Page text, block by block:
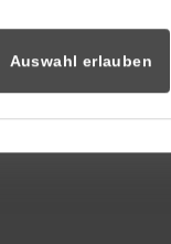
Auswahl erlauben
B. Eng. Christoph
07426 5283-575